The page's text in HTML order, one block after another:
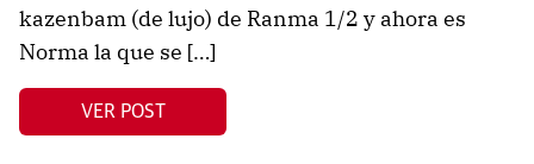
kazenbam (de lujo) de Ranma 1/2 y ahora es
Norma la que se […]
VER POST